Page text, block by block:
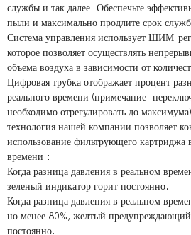
службы и так далее. Обеспечьте
пыли и максимально продлите срок
Система управления использует ШИМ-
которое позволяет осуществлять
объема воздуха в зависимости от
Цифровая трубка отображает процент
реального времени (примечание:
необходимо отрегулировать до
технология нашей компании позволяет
использование фильтрующего картриджа
времени.:
Когда разница давления в реальном
зеленый индикатор горит постоянно.
Когда разница давления в реальном
но менее 80%, желтый предупреждающий
постоянно.